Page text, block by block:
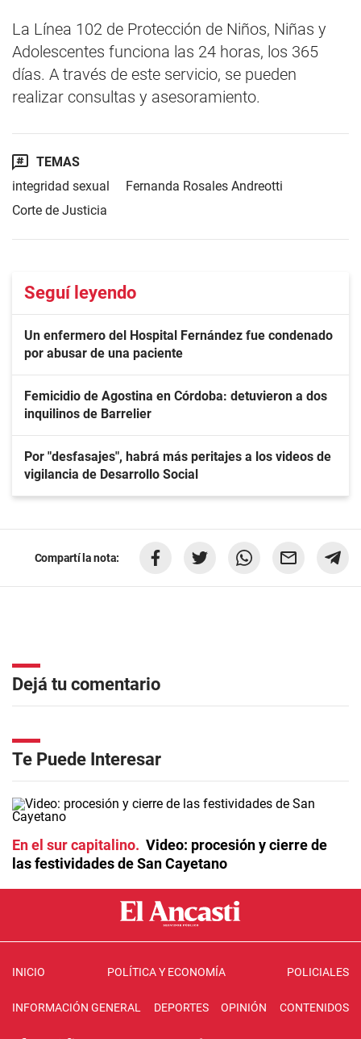
La Línea 102 de Protección de Niños, Niñas y
Adolescentes funciona las 24 horas, los 365
días. A través de este servicio, se pueden
realizar consultas y asesoramiento.
TEMAS
integridad sexual
Fernanda Rosales Andreotti
Corte de Justicia
Seguí leyendo
Un enfermero del Hospital Fernández fue condenado
por abusar de una paciente
Femicidio de Agostina en Córdoba: detuvieron a dos
inquilinos de Barrelier
Por "desfasajes", habrá más peritajes a los videos de
vigilancia de Desarrollo Social
Compartí la nota:
Dejá tu comentario
Te Puede Interesar
En el sur capitalino
Video: procesión y cierre de
las festividades de San Cayetano
INICIO POLÍTICA Y ECONOMÍA POLICIALES
INFORMACIÓN GENERAL DEPORTES OPINIÓN CONTENIDOS